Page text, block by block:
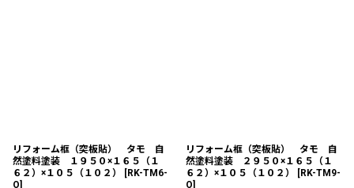
リフォーム框（突板貼） タモ 自
然塗料塗装 １９５０×１６５（１
６２）×１０５（１０２）
[RK-TM6-
O]
リフォーム框（突板貼） タモ 自
然塗料塗装 ２９５０×１６５（１
６２）×１０５（１０２）
[RK-TM9-
O]